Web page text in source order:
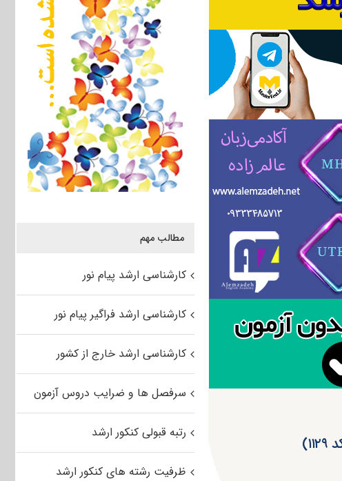
مطالب مهم
کارشناسی ارشد پیام نور
کارشناسی ارشد فراگیر پیام نور
کارشناسی ارشد خارج از کشور
سرفصل ها و ضرایب دروس آزمون
رتبه قبولی کنکور ارشد
ظرفیت رشته های کنکور ارشد